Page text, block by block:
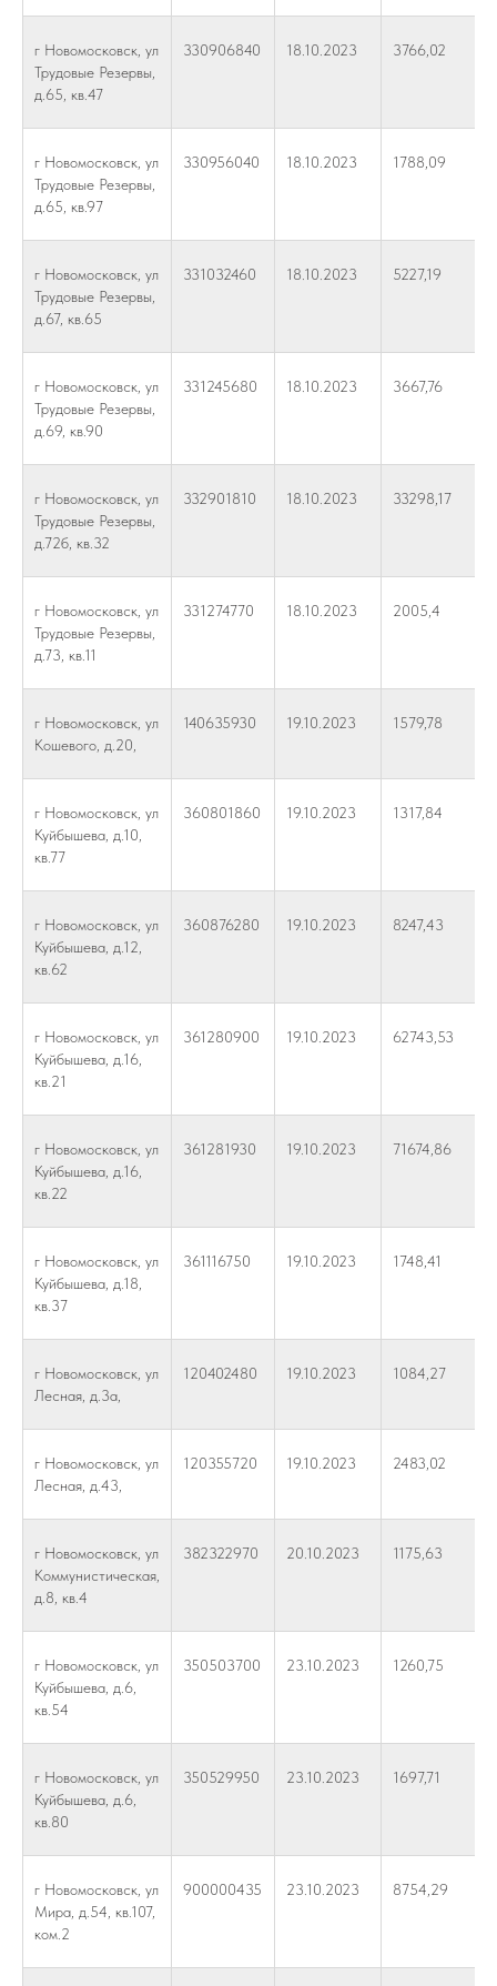
г Новомосковск, ул
Трудовые Резервы,
д.65, кв.47
330906840 18.10.2023 3766,02
г Новомосковск, ул
Трудовые Резервы,
д.65, кв.97
330956040 18.10.2023 1788,09
г Новомосковск, ул
Трудовые Резервы,
д.67, кв.65
331032460 18.10.2023 5227,19
г Новомосковск, ул
Трудовые Резервы,
д.69, кв.90
331245680 18.10.2023 3667,76
г Новомосковск, ул
Трудовые Резервы,
д.72б, кв.32
332901810 18.10.2023 33298,17
г Новомосковск, ул
Трудовые Резервы,
д.73, кв.11
331274770 18.10.2023 2005,4
г Новомосковск, ул
Кошевого, д.20,
140635930 19.10.2023 1579,78
г Новомосковск, ул
Куйбышева, д.10,
кв.77
360801860 19.10.2023 1317,84
г Новомосковск, ул
Куйбышева, д.12,
кв.62
360876280 19.10.2023 8247,43
г Новомосковск, ул
Куйбышева, д.16,
кв.21
361280900 19.10.2023 62743,53
г Новомосковск, ул
Куйбышева, д.16,
кв.22
361281930 19.10.2023 71674,86
г Новомосковск, ул
Куйбышева, д.18,
кв.37
361116750 19.10.2023 1748,41
г Новомосковск, ул
Лесная, д.3а,
120402480 19.10.2023 1084,27
г Новомосковск, ул
Лесная, д.43,
120355720 19.10.2023 2483,02
г Новомосковск, ул
Коммунистическая,
д.8, кв.4
382322970 20.10.2023 1175,63
г Новомосковск, ул
Куйбышева, д.6,
кв.54
350503700 23.10.2023 1260,75
г Новомосковск, ул
Куйбышева, д.6,
кв.80
350529950 23.10.2023 1697,71
г Новомосковск, ул
Мира, д.54, кв.107,
ком.2
900000435 23.10.2023 8754,29